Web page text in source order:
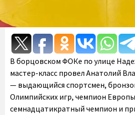
В борцовском ФОКе по улице
мастер-класс провел Анатолий
— выдающийся спортсмен,
Олимпийских игр, чемпион
семнадцатикратный чемпион и